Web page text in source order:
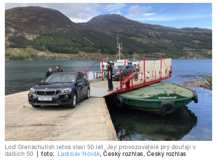
Loď Glenachulish letos slaví 50 let. Její provozovatelé prý doufají v
dalších 50
foto: Ladislav Novák,Český rozhlas, Český rozhlas